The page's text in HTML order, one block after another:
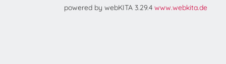
powered by webKITA 3.29.4 www.webkita.de